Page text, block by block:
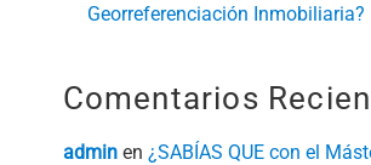
Georreferenciación Inmobiliaria?
Comentarios
adminen ¿SABÍAS QUE con el